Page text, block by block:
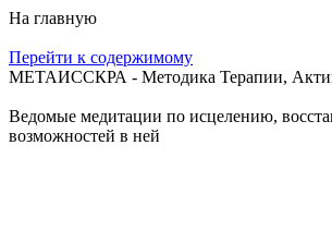
На главную
Перейти к содержимому
МЕТАИССКРА - Методика Терапии,
Ведомые медитации по исцелению,
возможностей в ней